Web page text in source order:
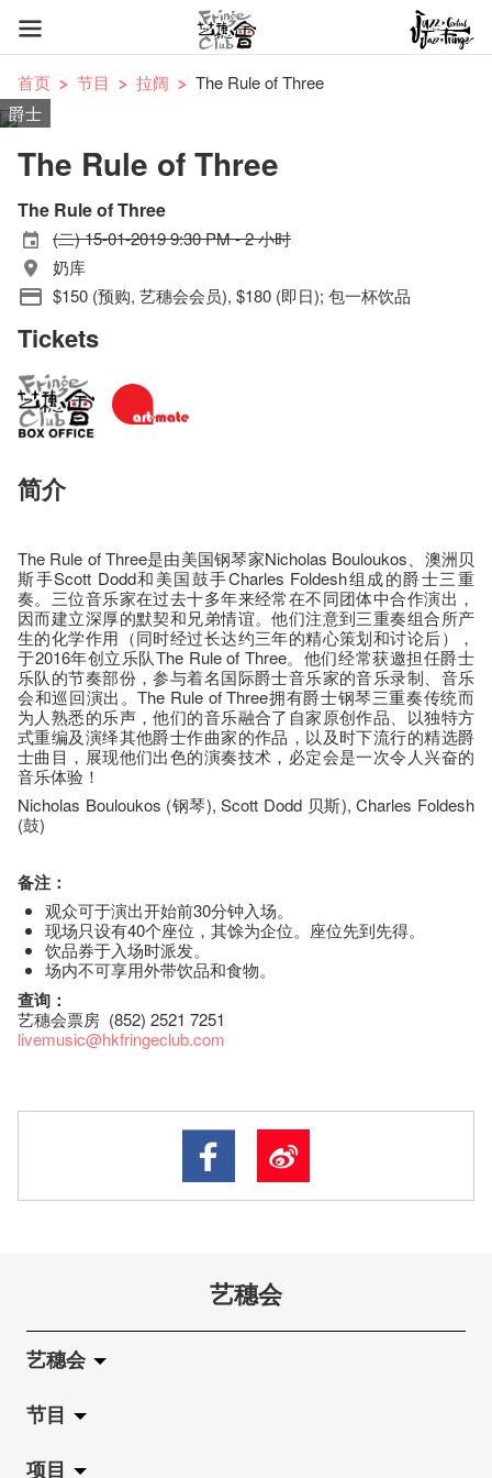
首页 节目 拉阔
The Rule of Three
爵士
The Rule of Three
The Rule of Three
(二) 15-01-2019 9:30 PM - 2 小时
奶库
$150 (预购, 艺穗会会员), $180 (即日); 包一杯饮品
Tickets
简介
The Rule of Three是由美国钢琴家Nicholas Bouloukos、澳洲贝
斯手Scott Dodd和美国鼓手Charles Foldesh组成的爵士三重
奏。三位音乐家在过去十多年来经常在不同团体中合作演出，
因而建立深厚的默契和兄弟情谊。他们注意到三重奏组合所产
生的化学作用（同时经过长达约三年的精心策划和讨论后），
于2016年创立乐队The Rule of Three。他们经常获邀担任爵士
乐队的节奏部份，参与着名国际爵士音乐家的音乐录制、音乐
会和巡回演出。The Rule of Three拥有爵士钢琴三重奏传统而
为人熟悉的乐声，他们的音乐融合了自家原创作品、以独特方
式重编及演绎其他爵士作曲家的作品，以及时下流行的精选爵
士曲目，展现他们出色的演奏技术，必定会是一次令人兴奋的
音乐体验！
Nicholas Bouloukos (钢琴), Scott Dodd 贝斯), Charles Foldesh
(鼓)
备注：
观众可于演出开始前30分钟入场。
现场只设有40个座位，其馀为企位。座位先到先得。
饮品券于入场时派发。
场内不可享用外带饮品和食物。
查询：
艺穗会票房 (852) 2521 7251
livemusic@hkfringeclub.com
艺穗会
艺穗会
关于艺穗会
艺穗会的演化
节目
拉阔
项目